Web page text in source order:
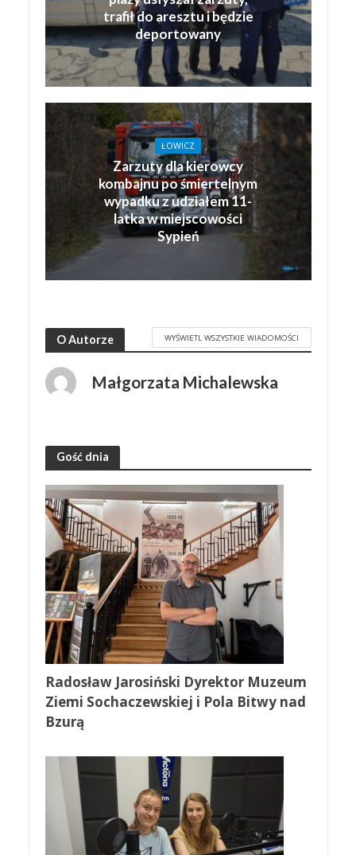
trafił do aresztu i będzie
deportowany
ŁOWICZ
Zarzuty dla kierowcy
kombajnu po śmiertelnym
wypadku z udziałem 11-
latka w miejscowości
Sypień
O Autorze WYŚWIETL WSZYSTKIE WIADOMOŚCI
Małgorzata Michalewska
Gość dnia
Radosław Jarosiński Dyrektor Muzeum
Ziemi Sochaczewskiej i Pola Bitwy nad
Bzurą